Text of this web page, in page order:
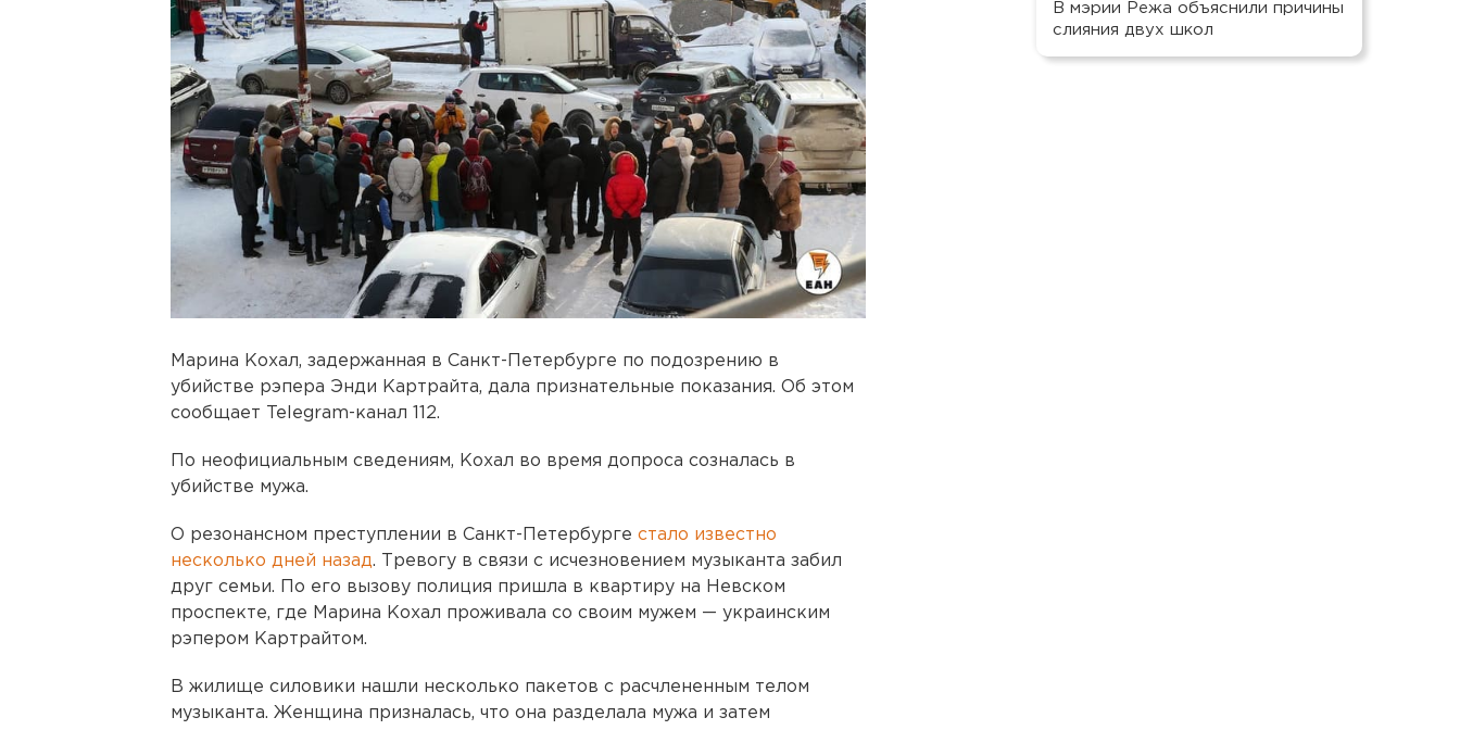
Марина Кохал, задержанная в Санкт-Петербурге по подозрению в
убийстве рэпера Энди Картрайта, дала признательные показания. Об этом
сообщает Telegram-канал 112.
По неофициальным сведениям, Кохал во время допроса созналась в
убийстве мужа.
О резонансном преступлении в Санкт-Петербурге стало известно
несколько дней назад. Тревогу в связи с исчезновением музыканта забил
друг семьи. По его вызову полиция пришла в квартиру на Невском
проспекте, где Марина Кохал проживала со своим мужем — украинским
рэпером Картрайтом.
В жилище силовики нашли несколько пакетов с расчлененным телом
музыканта. Женщина призналась, что она разделала мужа и затем
В мэрии Режа объяснили причины
слияния двух школ